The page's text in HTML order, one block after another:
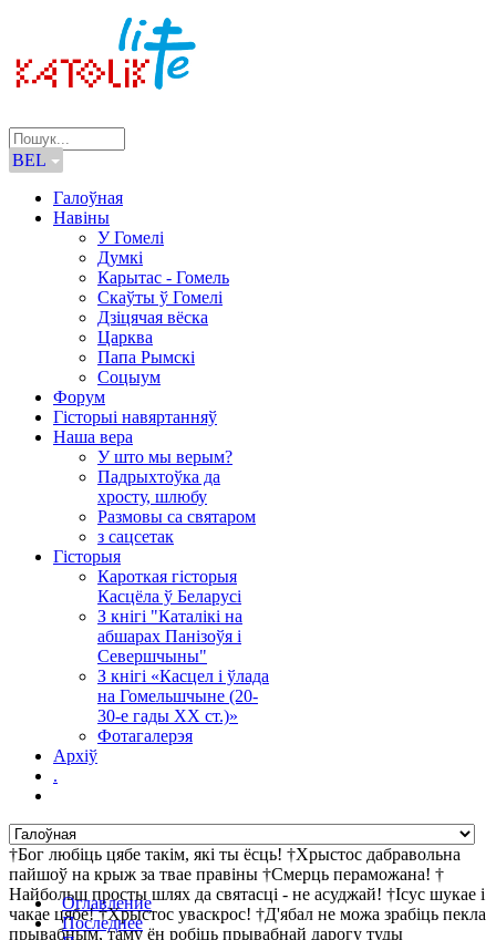
BEL
Галоўная
Навіны
У Гомелі
Думкі
Карытас - Гомель
Скаўты ў Гомелі
Дзіцячая вёска
Царква
Папа Рымскі
Соцыум
Форум
Гісторыі навяртанняў
Наша вера
У што мы верым?
Падрыхтоўка да
хросту, шлюбу
Размовы са святаром
з сацсетак
Гісторыя
Кароткая гісторыя
Касцёла ў Беларусі
З кнігі "Каталікі на
абшарах Панізоўя і
Севершчыны"
З кнігі «Касцел і ўлада
на Гомельшчыне (20-
30-е гады ХХ ст.)»
Фотагалерэя
Архіў
.
†Бог любіць цябе такім, які ты ёсць! †Хрыстос дабравольна
пайшоў на крыж за твае правіны †Смерць пераможана! †
Найбольш просты шлях да святасці - не асуджай! †Ісус шукае і
чакае цябе! †Хрыстос уваскрос! †Д'ябал не можа зрабіць пекла
прывабным, таму ён робіць прывабнай дарогу туды
Оглавление
Последнее